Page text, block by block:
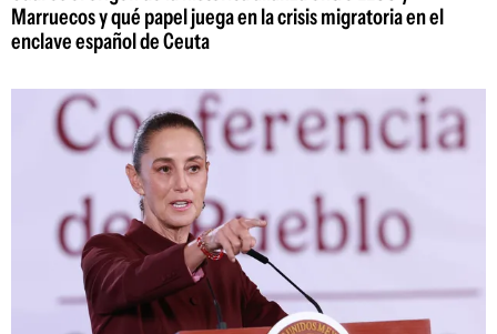
Marruecos y qué papel juega en la crisis migratoria en el
enclave español de Ceuta